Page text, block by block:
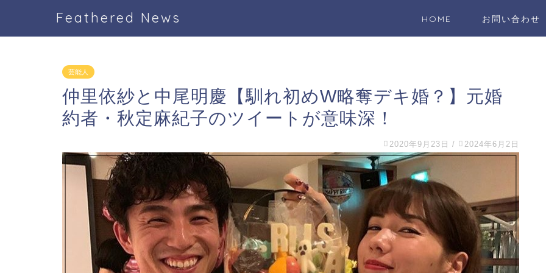
Feathered News HOME お問い合わせ
芸能人
仲里依紗と中尾明慶【馴れ初めW略奪デキ婚？】元婚
約者・秋定麻紀子のツイートが意味深！
2020年9月23日 / 2024年6月2日